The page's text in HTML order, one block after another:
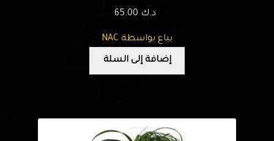
د.ك
يباع بواسطة NAC
إضافة إلى السلة